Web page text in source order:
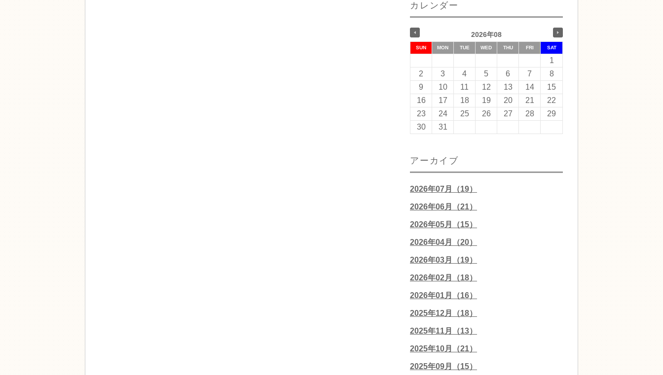
カレンダー
2026年08
SUN MON TUE WED THU FRI SAT
1
2
3 4 5 6 7
8
9
10 11 12 13 14
15
16
17 18 19 20 21
22
23
24 25 26 27 28
29
30
31
アーカイブ
2026年07月（19）
2026年06月（21）
2026年05月（15）
2026年04月（20）
2026年03月（19）
2026年02月（18）
2026年01月（16）
2025年12月（18）
2025年11月（13）
2025年10月（21）
2025年09月（15）